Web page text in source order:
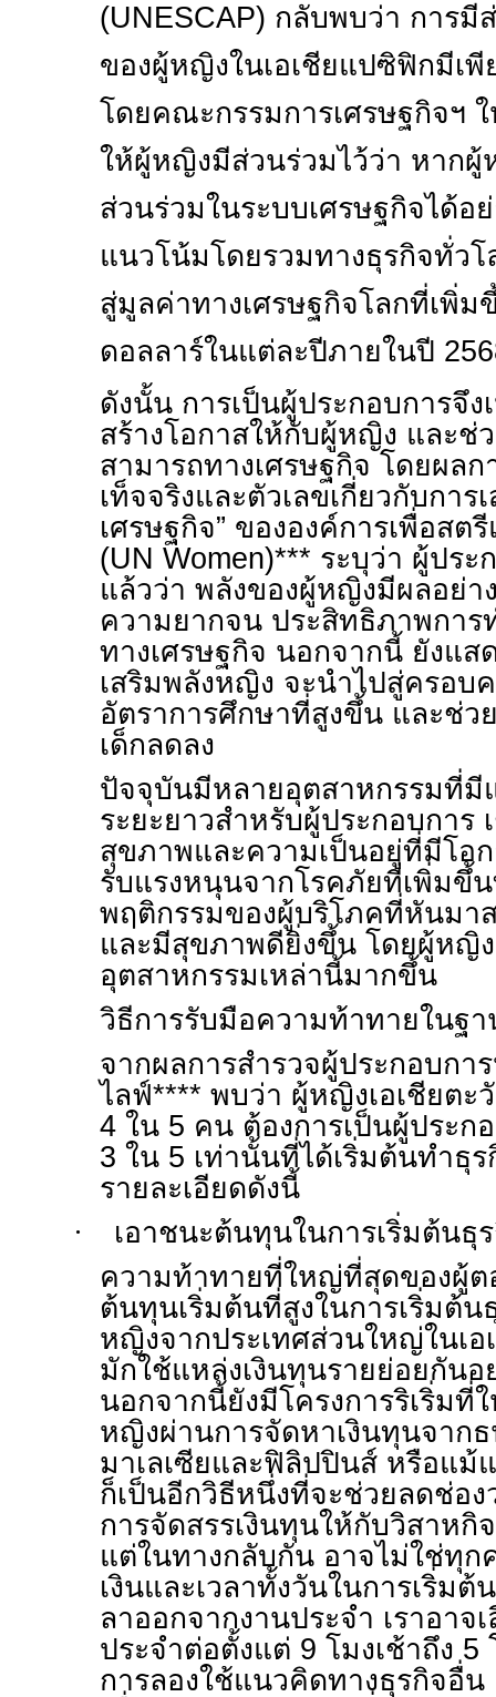
(UNESCAP) กลับพบว่า การมี
ของผู้หญิงในเอเชียแปซิฟิกมีเพี
โดยคณะกรรมการเศรษฐกิจฯ
ให้ผู้หญิงมีส่วนร่วมไว้ว่า หากผู้
ส่วนร่วมในระบบเศรษฐกิจได้อ
แนวโน้มโดยรวมทางธุรกิจทั่ว
สู่มูลค่าทางเศรษฐกิจโลกที่เพิ่
ดอลลาร์ในแต่ละปีภายในปี
ดังนั้น การเป็นผู้ประกอบการจึ
สร้างโอกาสให้กับผู้หญิง และช่
สามารถทางเศรษฐกิจ โดยผล
เท็จจริงและตัวเลขเกี่ยวกับการ
เศรษฐกิจ” ขององค์การเพื่อสต
(UN Women)*** ระบุว่า ผู้ปร
แล้วว่า พลังของผู้หญิงมีผลอย่า
ความยากจน ประสิทธิภาพการ
ทางเศรษฐกิจ นอกจากนี้ ยังแส
เสริมพลังหญิง จะนำไปสู่ครอ
อัตราการศึกษาที่สูงขึ้น และช่ว
เด็กลดลง
ปัจจุบันมีหลายอุตสาหกรรมที่มี
ระยะยาวสำหรับผู้ประกอบการ
สุขภาพและความเป็นอยู่ที่มีโอ
รับแรงหนุนจากโรคภัยที่เพิ่มขึ้
พฤติกรรมของผู้บริโภคที่หันมา
และมีสุขภาพดียิ่งขึ้น โดยผู้หญิ
อุตสาหกรรมเหล่านี้มากขึ้น
วิธีการรับมือความท้าทายในฐ
จากผลการสำรวจผู้ประกอบกา
ไลฟ์**** พบว่า ผู้หญิงเอเชียตะ
4 ใน 5 คน ต้องการเป็นผู้ประก
3 ใน 5 เท่านั้นที่ได้เริ่มต้นทำธุ
รายละเอียดดังนี้
·
เอาชนะต้นทุนในการเริ่มต้นธุ
ความท้าทายที่ใหญ่ที่สุดของผู้
ต้นทุนเริ่มต้นที่สูงในการเริ่มต้น
หญิงจากประเทศส่วนใหญ่ในเอ
มักใช้แหล่งเงินทุนรายย่อยกันอ
นอกจากนี้ยังมีโครงการริเริ่มที่
หญิงผ่านการจัดหาเงินทุนจาก
มาเลเซียและฟิลิปปินส์ หรือแม้
ก็เป็นอีกวิธีหนึ่งที่จะช่วยลดช่อง
การจัดสรรเงินทุนให้กับวิสาหกิ
แต่ในทางกลับกัน อาจไม่ใช่ทุ
เงินและเวลาทั้งวันในการเริ่ม
ลาออกจากงานประจำ เราอาจ
ประจำต่อตั้งแต่ 9 โมงเช้าถึง 5
การลองใช้แนวคิดทางธุรกิจอื่น